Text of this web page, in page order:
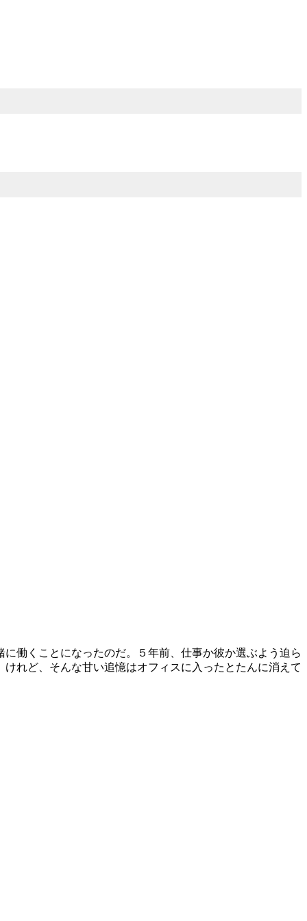
働くことになったのだ。５年前、仕事か彼か選ぶよう迫ら
れど、そんな甘い追憶はオフィスに入ったとたんに消えて